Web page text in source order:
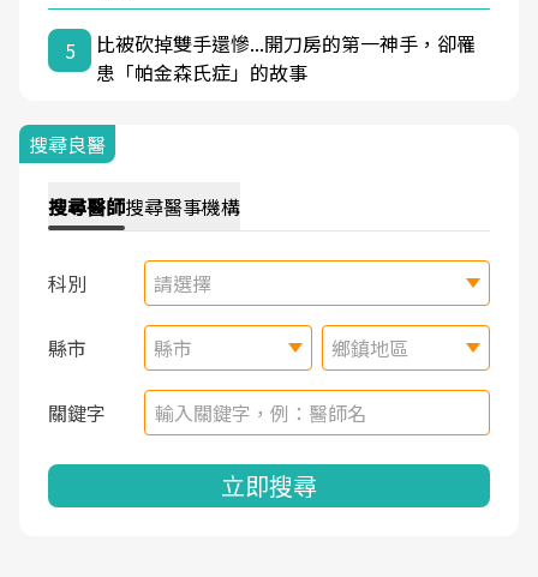
5
比被砍掉雙手還慘...開刀房的第一神手，卻罹
患「帕金森氏症」的故事
搜尋良醫
搜尋醫師搜尋醫事機構
科別 請選擇
縣市 縣市 鄉鎮地區
關鍵字
立即搜尋